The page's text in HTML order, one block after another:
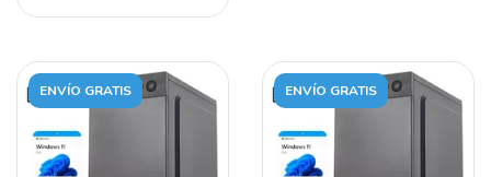
ENVÍO GRATIS ENVÍO GRATIS